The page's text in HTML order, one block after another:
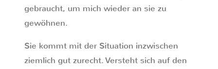
gebraucht, um mich wieder an sie zu
gewöhnen.
Sie kommt mit der Situation inzwischen
ziemlich gut zurecht. Versteht sich auf den